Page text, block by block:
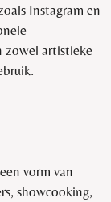
Instagram en
zowel artistieke
vorm van
showcooking,